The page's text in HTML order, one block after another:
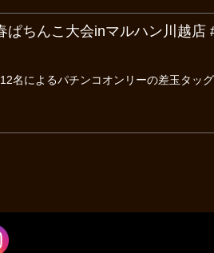
ちんこ大会inマルハン川越店
名によるパチンコオンリーの差玉タッ